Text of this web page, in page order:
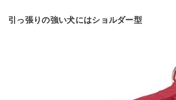
引っ張りの強い犬にはショルダー型